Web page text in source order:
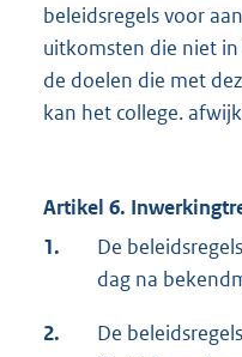
beleidsregels voor
uitkomsten die niet
de doelen die met
kan het college.
Artikel 6.
1.
De
dag na
2.
De